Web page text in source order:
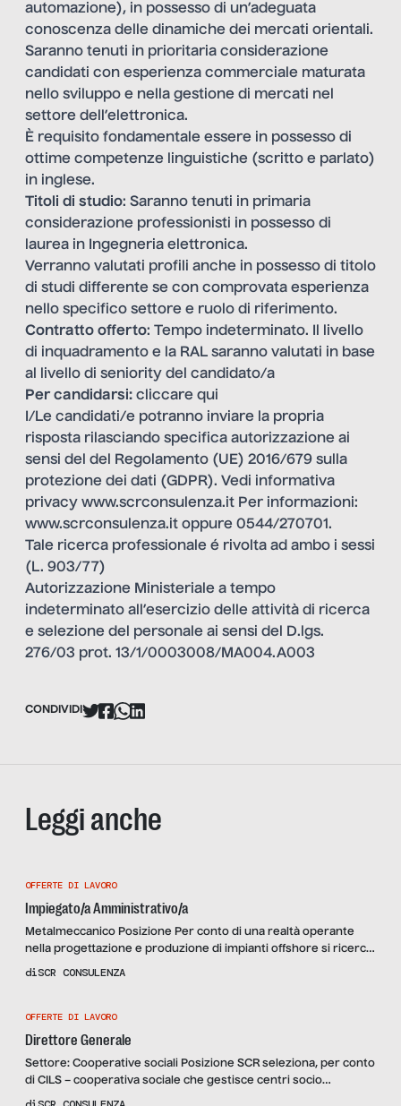
automazione), in possesso di un’adeguata
conoscenza delle dinamiche dei mercati orientali.
Saranno tenuti in prioritaria considerazione
candidati con esperienza commerciale maturata
nello sviluppo e nella gestione di mercati nel
settore dell’elettronica.
È requisito fondamentale essere in possesso di
ottime competenze linguistiche (scritto e parlato)
in inglese.
Titoli di studio: Saranno tenuti in primaria
considerazione professionisti in possesso di
laurea in Ingegneria elettronica.
Verranno valutati profili anche in possesso di titolo
di studi differente se con comprovata esperienza
nello specifico settore e ruolo di riferimento.
Contratto offerto: Tempo indeterminato. Il livello
di inquadramento e la RAL saranno valutati in base
al livello di seniority del candidato/a
Per candidarsi: cliccare qui
I/Le candidati/e potranno inviare la propria
risposta rilasciando specifica autorizzazione ai
sensi del del Regolamento (UE) 2016/679 sulla
protezione dei dati (GDPR). Vedi informativa
privacy www.scrconsulenza.it Per informazioni:
www.scrconsulenza.it oppure 0544/270701.
Tale ricerca professionale é rivolta ad ambo i sessi
(L. 903/77)
Autorizzazione Ministeriale a tempo
indeterminato all’esercizio delle attività di ricerca
e selezione del personale ai sensi del D.lgs.
276/03 prot. 13/1/0003008/MA004.A003
CONDIVIDI
Leggi anche
OFFERTE DI LAVORO
Impiegato/a Amministrativo/a
Metalmeccanico Posizione Per conto di una realtà operante
nella progettazione e produzione di impianti offshore si ricerca
una risorsa che, rispondendo al Responsabile AFC, si occupi
fornitori. In particolare la risorsa si occuperà delle seguenti
attività: […]
diSCR CONSULENZA
OFFERTE DI LAVORO
Direttore Generale
Settore: Cooperative sociali Posizione SCR seleziona, per conto
di CILS – cooperativa sociale che gestisce centri socio
occupazionali e residenziali e favorisce l’inserimento lavorativo